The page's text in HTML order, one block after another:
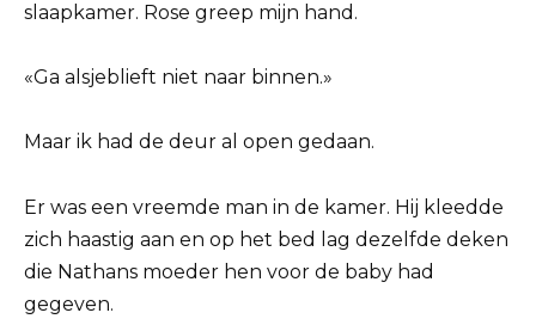
slaapkamer. Rose greep mijn hand.
«Ga alsjeblieft niet naar binnen.»
Maar ik had de deur al open gedaan.
Er was een vreemde man in de kamer. Hij kleedde
zich haastig aan en op het bed lag dezelfde deken
die Nathans moeder hen voor de baby had
gegeven.